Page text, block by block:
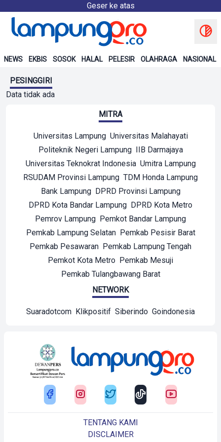
Geser ke atas
NEWS EKBIS SOSOK HALAL PELESIR OLAHRAGA NASIONAL
PESINGGIRI
Data tidak ada
MITRA
Universitas Lampung Universitas Malahayati
Politeknik Negeri Lampung IIB Darmajaya
Universitas Teknokrat Indonesia Umitra Lampung
RSUDAM Provinsi Lampung TDM Honda Lampung
Bank Lampung DPRD Provinsi Lampung
DPRD Kota Bandar Lampung DPRD Kota Metro
Pemrov Lampung Pemkot Bandar Lampung
Pemkab Lampung Selatan Pemkab Pesisir Barat
Pemkab Pesawaran Pemkab Lampung Tengah
Pemkot Kota Metro Pemkab Mesuji
Pemkab Tulangbawang Barat
NETWORK
Suaradotcom Klikpositif Siberindo Goindonesia
TENTANG KAMI
DISCLAIMER